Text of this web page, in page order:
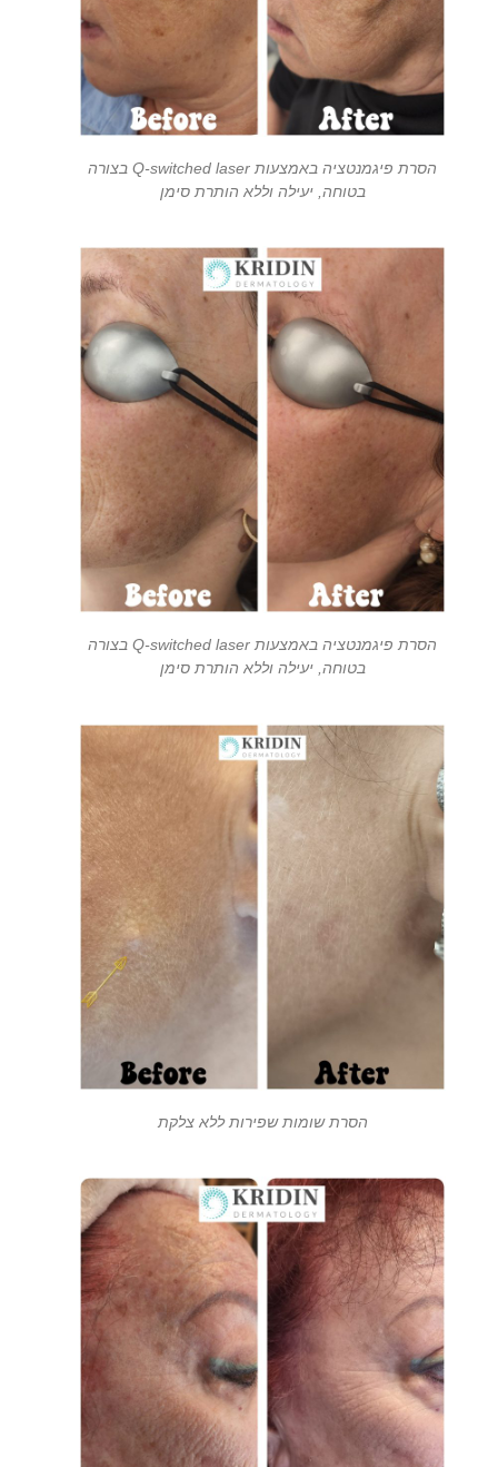
הסרת פיגמנטציה באמצעות Q-switched laser בצורה
בטוחה, יעילה וללא הותרת סימן
הסרת פיגמנטציה באמצעות Q-switched laser בצורה
בטוחה, יעילה וללא הותרת סימן
הסרת שומות שפירות ללא צלקת